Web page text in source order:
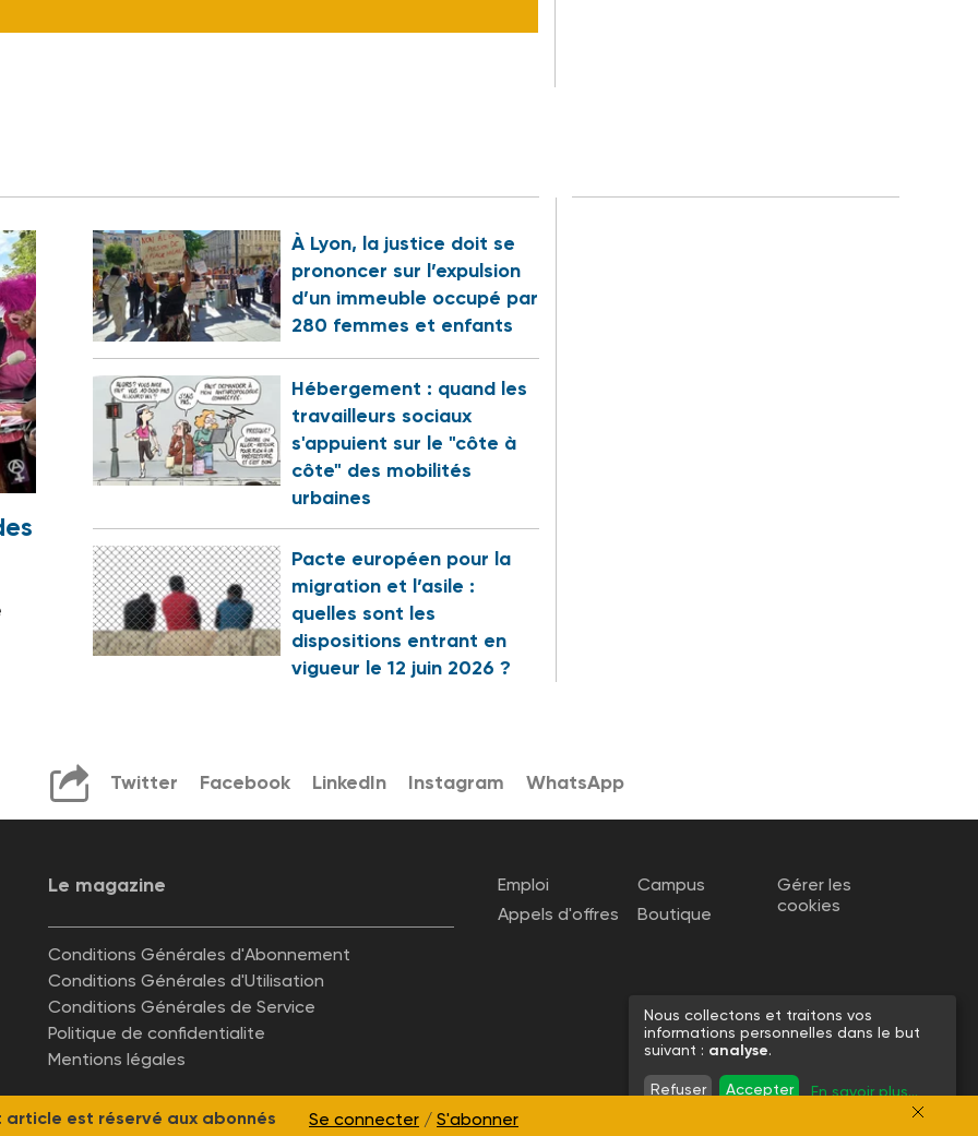
article est réservé aux abonnés Se connecter / S'abonner
À Lyon, la justice doit se
prononcer sur l’expulsion
d’un immeuble occupé par
280 femmes et enfants
Hébergement : quand les
travailleurs sociaux
s'appuient sur le "côte à
côte" des mobilités
urbaines
Pacte européen pour la
migration et l’asile :
quelles sont les
dispositions entrant en
vigueur le 12 juin 2026 ?
Twitter Facebook LinkedIn Instagram WhatsApp
Le magazine
Conditions Générales d'Abonnement
Conditions Générales d'Utilisation
Conditions Générales de Service
Politique de confidentialite
Mentions légales
Emploi
Appels d'offres
Campus
Boutique
Gérer les
cookies
Nous collectons et traitons vos
informations personnelles dans le but
suivant : analyse.
Refuser Accepter En savoir plus...